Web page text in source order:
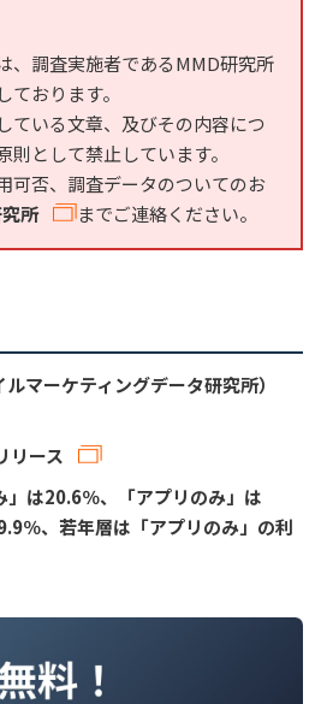
、調査実施者であるMMD研究所
ております。
ている文章、及びその内容につ
則として禁止しています。
可否、調査データのついてのお
所 までご連絡ください。
マーケティングデータ研究所）
リース
」は20.6％、「アプリのみ」は
％、若年層は「アプリのみ」の利